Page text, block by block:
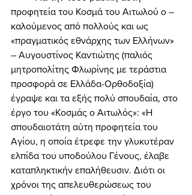
προφητεία του Κοσμά του Αιτωλού ο –
καλούμενος από πολλούς και ως
«πραγματικός εθνάρχης των Ελλήνων»
– Αυγουστίνος Καντιώτης (παλιός
μητροπολίτης Φλωρίνης με τεράστια
προσφορά σε Ελλάδα-Ορθοδοξία)
έγραψε και τα εξής πολύ σπουδαία, στο
έργο του «Κοσμάς ο Αιτωλός»: «Η
σπουδαιοτάτη αύτη προφητεία του
Αγίου, η οποία έτρεφε την γλυκυτέραν
ελπίδα του υποδούλου Γένους, έλαβε
καταπληκτικήν επαλήθευσιν. Διότι οι
χρόνοι της απελευθερώσεως του